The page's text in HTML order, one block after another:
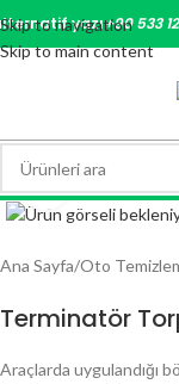
Skip to navigation
Skip to main content
+90 533
Ana Sayfa/Oto
Terminatör
Araçlarda uygulandığı